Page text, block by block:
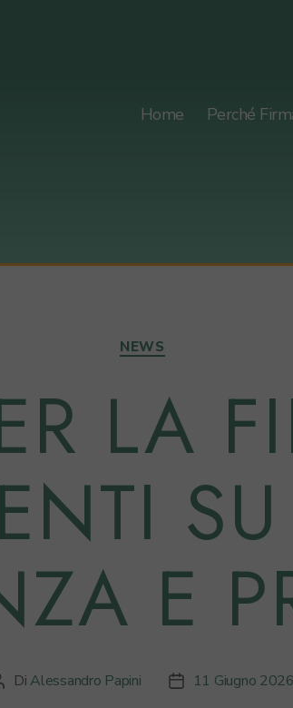
Home Perché
Categorie
NEWS
LA
SU
E
DiAlessandro Papini
Data11 Giugno 2026